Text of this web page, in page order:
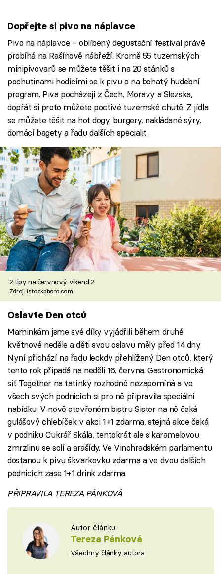
Dopřejte si pivo na náplavce
Pivo na náplavce – oblíbený degustační festival právě
probíhá na Rašínově nábřeží. Kromě 55 tuzemských
minipivovarů se můžete těšit i na 20 stánků s
pochutinami hodícími se k pivu a na bohatý hudební
program. Piva pocházejí z Čech, Moravy a Slezska,
dopřát si proto můžete poctivé tuzemské chutě. Z jídla
se můžete těšit na hot dogy, burgery, nakládané sýry,
domácí bagety a řadu dalších specialit.
2 tipy na červnový víkend 2
Zdroj: istockphoto.com
Oslavte Den otců
Maminkám jsme své díky vyjádřili během druhé
květnové neděle a děti svou oslavu měly před 14 dny.
Nyní přichází na řadu leckdy přehlížený Den otců, který
tento rok připadá na neděli 16. června. Gastronomická
síť Together na tatínky rozhodně nezapomíná a ve
všech svých podnicích si pro ně připravila speciální
nabídku. V nově otevřeném bistru Sister na ně čeká
gulášový chlebíček v akci 1+1 zdarma, stejná akce čeká
v podniku Cukrář Skála, tentokrát ale s karamelovou
zmrzlinu se solí a arašídy. Ve Vinohradském parlamentu
dostanou k pivu škvarkovku zdarma a ve dvou dalších
podnicích zase 1+1 drink zdarma.
PŘIPRAVILA TEREZA PÁNKOVÁ
Autor článku
Tereza Pánková
Všechny články autora